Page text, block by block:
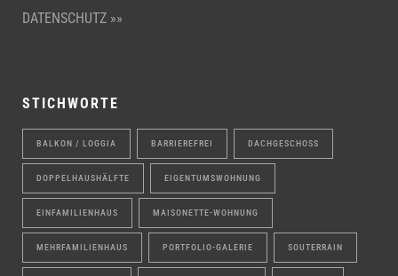
DATENSCHUTZ »»
STICHWORTE
BALKON / LOGGIA BARRIEREFREI DACHGESCHOSS
DOPPELHAUSHÄLFTE EIGENTUMSWOHNUNG
EINFAMILIENHAUS MAISONETTE-WOHNUNG
MEHRFAMILIENHAUS PORTFOLIO-GALERIE SOUTERRAIN